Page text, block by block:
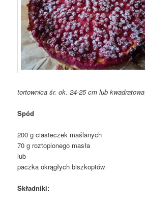
tortownica śr. ok. 24-25 cm lub
Spód
200 g ciasteczek maślanych
70 g roztopionego masła
lub
paczka okrągłych biszkoptów
Składniki: